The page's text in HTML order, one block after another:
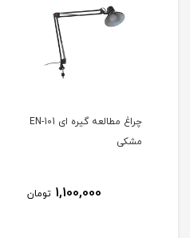
چراغ مطالعه گیره ای EN-101
مشکی
1,100,000 تومان